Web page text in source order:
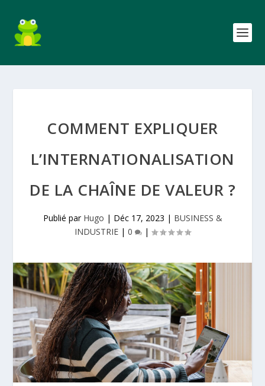
COMMENT EXPLIQUER
L’INTERNATIONALISATION
DE LA CHAÎNE DE VALEUR ?
Publié par Hugo | Déc 17, 2023 | BUSINESS &
INDUSTRIE | 0 |